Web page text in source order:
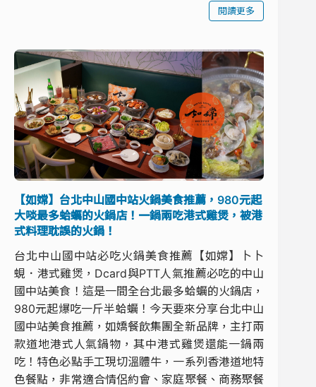
閱讀更多
【如嫦】台北中山國中站火鍋美食推薦，980元起
大啖最多蛤蠣的火鍋店！一鍋兩吃港式雞煲，被港
式料理耽誤的火鍋！
台北中山國中站必吃火鍋美食推薦【如嫦】卜卜
蜆．港式雞煲，Dcard與PTT人氣推薦必吃的中山
國中站美食！這是一間全台北最多蛤蠣的火鍋店，
980元起爆吃一斤半蛤蠣！今天要來分享台北中山
國中站美食推薦，如嬌餐飲集團全新品牌，主打兩
款道地港式人氣鍋物，其中港式雞煲還能一鍋兩
吃！特色必點手工現切溫體牛，一系列香港道地特
色餐點，非常適合情侶約會、家庭聚餐、商務聚餐